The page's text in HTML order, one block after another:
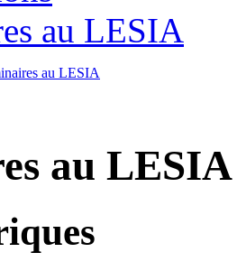
au LESIA
au LESIA
au LESIA